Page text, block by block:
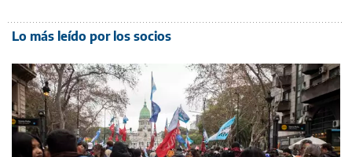
Lo más leído por los socios